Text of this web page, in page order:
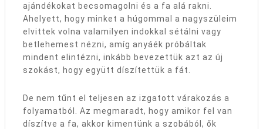
ajándékokat becsomagolni és a fa alá rakni.
Ahelyett, hogy minket a húgommal a nagyszüleim
elvittek volna valamilyen indokkal sétálni vagy
betlehemest nézni, amíg anyáék próbáltak
mindent elintézni, inkább bevezettük azt az új
szokást, hogy együtt díszítettük a fát.
De nem tűnt el teljesen az izgatott várakozás a
folyamatból. Az megmaradt, hogy amikor fel van
díszítve a fa, akkor kimentünk a szobából, ők